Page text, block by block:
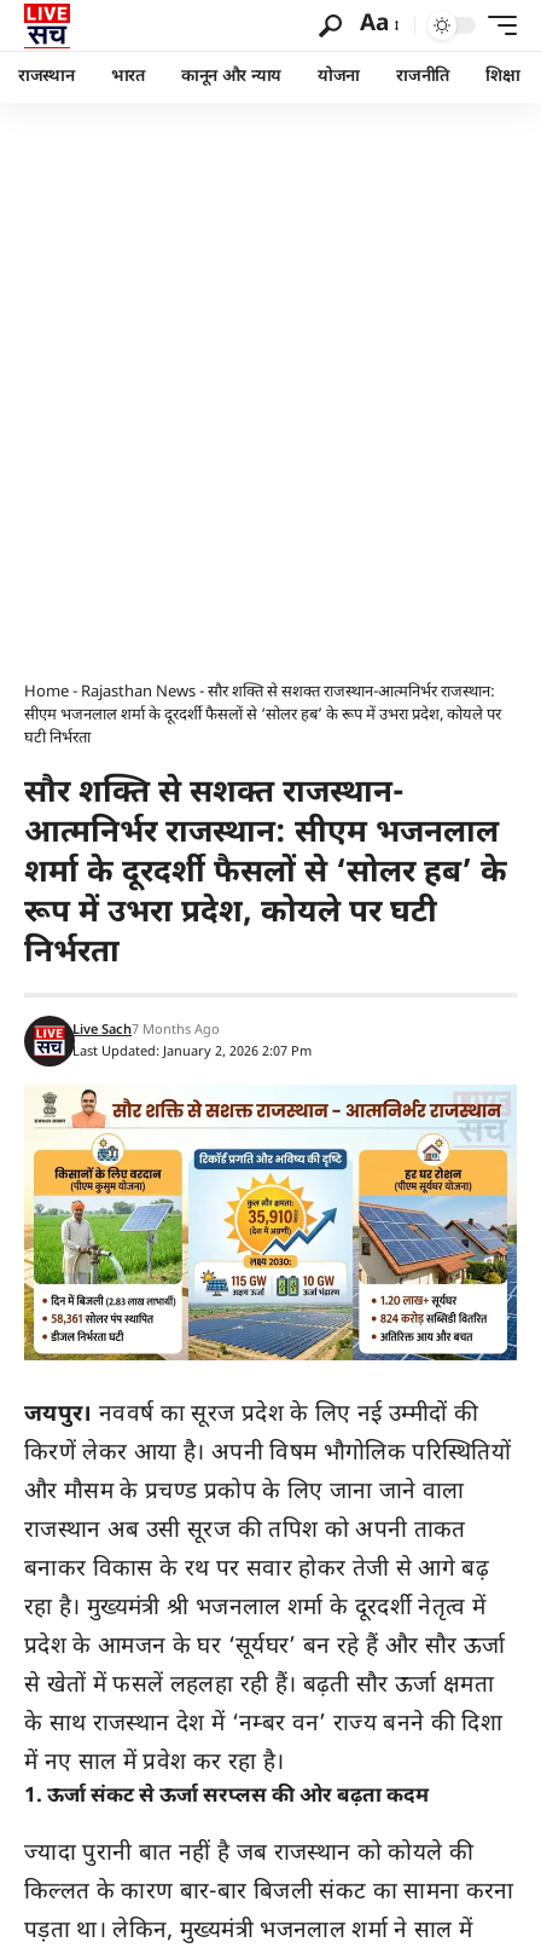
Aa
राजस्थान भारत कानून और न्याय योजना राजनीति शिक्षा
Home- Rajasthan News-सौर शक्ति से सशक्त राजस्थान-आत्मनिर्भर राजस्थान:
सीएम भजनलाल शर्मा के दूरदर्शी फैसलों से ‘सोलर हब’ के रूप में उभरा प्रदेश, कोयले पर
घटी निर्भरता
सौर शक्ति से सशक्त राजस्थान-
आत्मनिर्भर राजस्थान: सीएम भजनलाल
शर्मा के दूरदर्शी फैसलों से ‘सोलर हब’ के
रूप में उभरा प्रदेश, कोयले पर घटी
निर्भरता
Last Updated: January 2, 2026 2:07 Pm
Live Sach7 Months Ago
जयपुर। नववर्ष का सूरज प्रदेश के लिए नई उम्मीदों की
किरणें लेकर आया है। अपनी विषम भौगोलिक परिस्थितियों
और मौसम के प्रचण्ड प्रकोप के लिए जाना जाने वाला
राजस्थान अब उसी सूरज की तपिश को अपनी ताकत
बनाकर विकास के रथ पर सवार होकर तेजी से आगे बढ़
रहा है। मुख्यमंत्री श्री भजनलाल शर्मा के दूरदर्शी नेतृत्व में
प्रदेश के आमजन के घर ‘सूर्यघर’ बन रहे हैं और सौर ऊर्जा
से खेतों में फसलें लहलहा रही हैं। बढ़ती सौर ऊर्जा क्षमता
के साथ राजस्थान देश में ‘नम्बर वन’ राज्य बनने की दिशा
में नए साल में प्रवेश कर रहा है।
1. ऊर्जा संकट से ऊर्जा सरप्लस की ओर बढ़ता कदम
ज्यादा पुरानी बात नहीं है जब राजस्थान को कोयले की
किल्लत के कारण बार-बार बिजली संकट का सामना करना
पड़ता था। लेकिन, मुख्यमंत्री भजनलाल शर्मा ने साल में